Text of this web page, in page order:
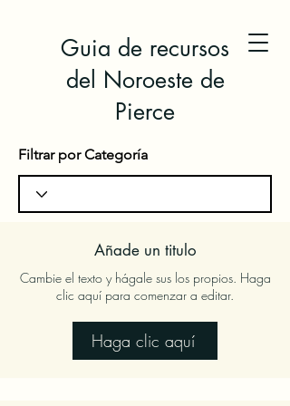
Guia de recursos
del Noroeste de
Pierce
Filtrar por Categoría
Añade un titulo
Cambie el texto y hágale sus los propios. Haga
clic aquí para comenzar a editar.
Haga clic aquí